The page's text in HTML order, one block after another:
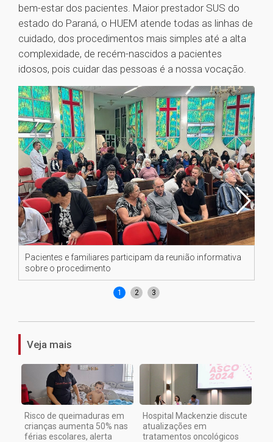
bem-estar dos pacientes. Maior prestador SUS do
estado do Paraná, o HUEM atende todas as linhas de
cuidado, dos procedimentos mais simples até a alta
complexidade, de recém-nascidos a pacientes
idosos, pois cuidar das pessoas é a nossa vocação.
Pacientes e familiares participam da reunião informativa
sobre o procedimento
1 2 3
Veja mais
Risco de queimaduras em
crianças aumenta 50% nas
férias escolares, alerta
Hospital Mackenzie discute
atualizações em
tratamentos oncológicos